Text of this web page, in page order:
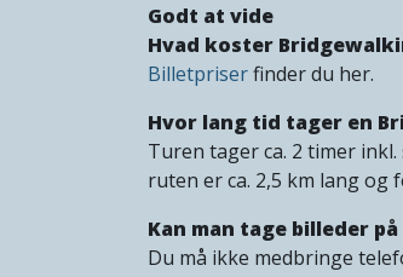
Godt at vide
Hvad koster
Billetpriserfinder du her.
Hvor lang tid tager en
Turen tager ca. 2 timer
ruten er ca. 2,5 km lang
Kan man tage billeder
Du må ikke medbringe